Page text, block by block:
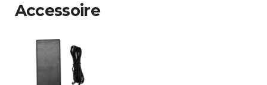
Accessoire